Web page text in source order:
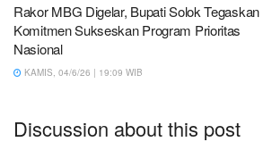
Rakor MBG Digelar, Bupati Solok Tegaskan
Komitmen Sukseskan Program Prioritas
Nasional
KAMIS, 04/6/26 | 19:09 WIB
Discussion about this post